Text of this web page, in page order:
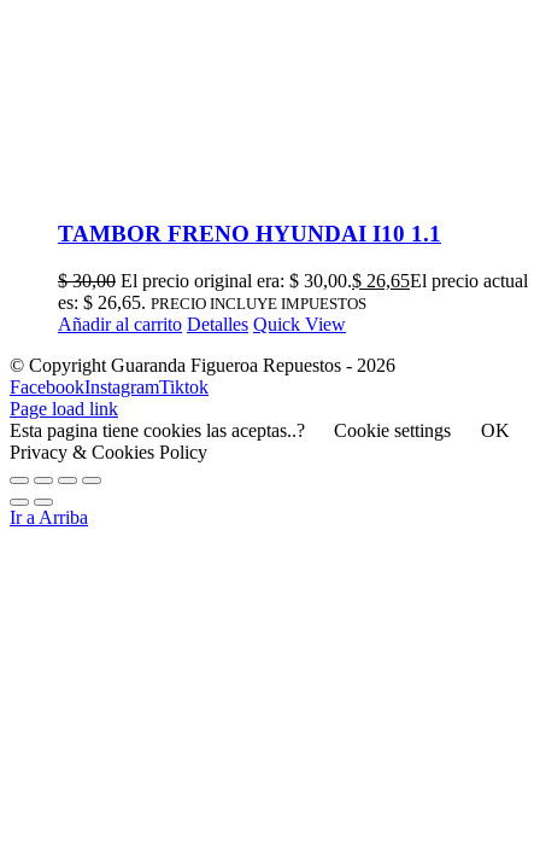
TAMBOR FRENO HYUNDAI I10 1.1
$30,00 El precio original era: $ 30,00.$ 26,65El precio actual
es: $ 26,65. PRECIO INCLUYE IMPUESTOS
Añadir al carrito Detalles Quick View
© Copyright Guaranda Figueroa Repuestos - 2026
FacebookInstagramTiktok
Page load link
Esta pagina tiene cookies las aceptas..?
Cookie settings
OK
Privacy & Cookies Policy
Ir a Arriba